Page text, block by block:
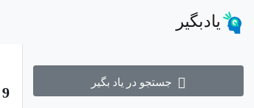
یادبگیر
جستجو در یاد بگیر
9 روش بستن بند کفش